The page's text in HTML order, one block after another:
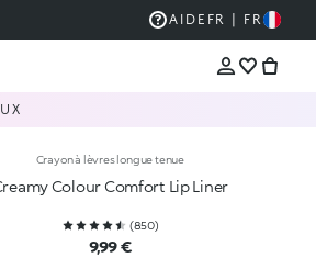
PANIER À 30 € ? LIVRAISON OFFERTE
AIDE FR | FR
Crayon à lèvres longue tenue
Colour Comfort Lip Liner
(850)
9,99 €